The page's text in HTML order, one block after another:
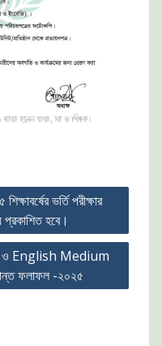
ভর্তি পরীক্ষার
হবে।
ও English Medium
ফলাফল -২০২৫